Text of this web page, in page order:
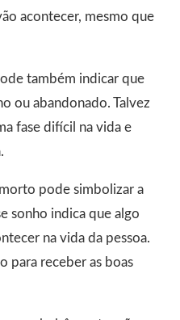
acontecer, mesmo que
também indicar que
ou abandonado. Talvez
fase difícil na vida e
pode simbolizar a
sonho indica que algo
na vida da pessoa.
para receber as boas